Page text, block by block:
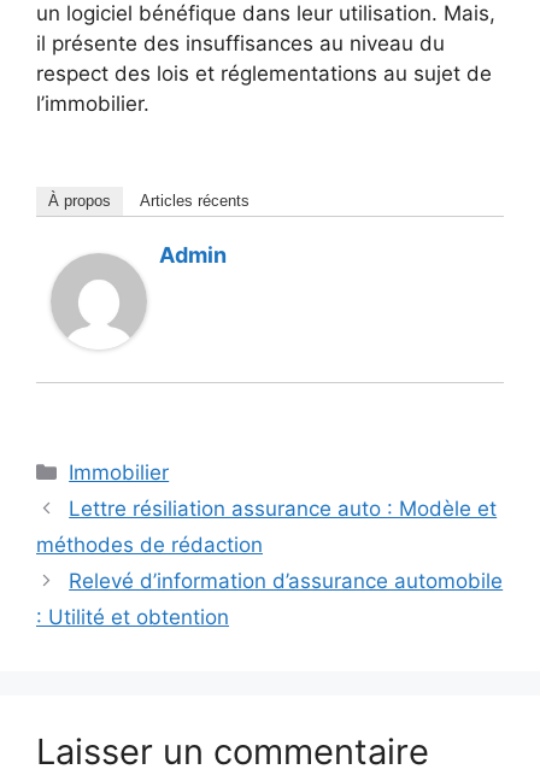
un logiciel bénéfique dans leur utilisation. Mais,
il présente des insuffisances au niveau du
respect des lois et réglementations au sujet de
l’immobilier.
À propos Articles récents
Admin
Catégories
Immobilier
Lettre résiliation assurance auto : Modèle et
méthodes de rédaction
Relevé d’information d’assurance automobile
: Utilité et obtention
Laisser un commentaire